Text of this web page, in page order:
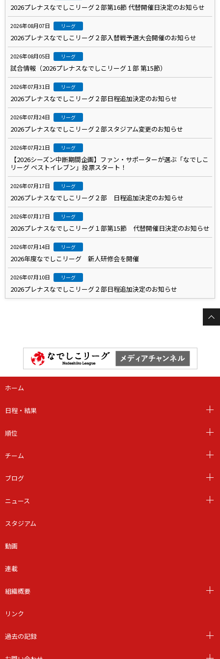
2026プレナスなでしこリーグ２部第16節 代替開催日決定のお知らせ
2026年08月07日 リーグ
2026プレナスなでしこリーグ２部入替戦予選大会開催のお知らせ
2026年08月05日 リーグ
試合情報（2026プレナスなでしこリーグ１部 第15節）
2026年07月31日 リーグ
2026プレナスなでしこリーグ２部日程追加決定のお知らせ
2026年07月24日 リーグ
2026プレナスなでしこリーグ２部スタジアム変更のお知らせ
2026年07月21日 リーグ
【2026シーズン中断期間企画】ファン・サポーターが選ぶ「なでしこ
リーグ ベストイレブン」投票スタート！
2026年07月17日 リーグ
2026プレナスなでしこリーグ２部 日程追加決定のお知らせ
2026年07月17日 リーグ
2026プレナスなでしこリーグ１部第15節 代替開催日決定のお知らせ
2026年07月14日 リーグ
2026年度なでしこリーグ 新人研修会を開催
2026年07月10日 リーグ
2026プレナスなでしこリーグ２部日程追加決定のお知らせ
ホーム
日程・結果
順位
チーム
ブログ
ニュース
スタジアム
動画
連載
組織概要
リンク
過去の記録